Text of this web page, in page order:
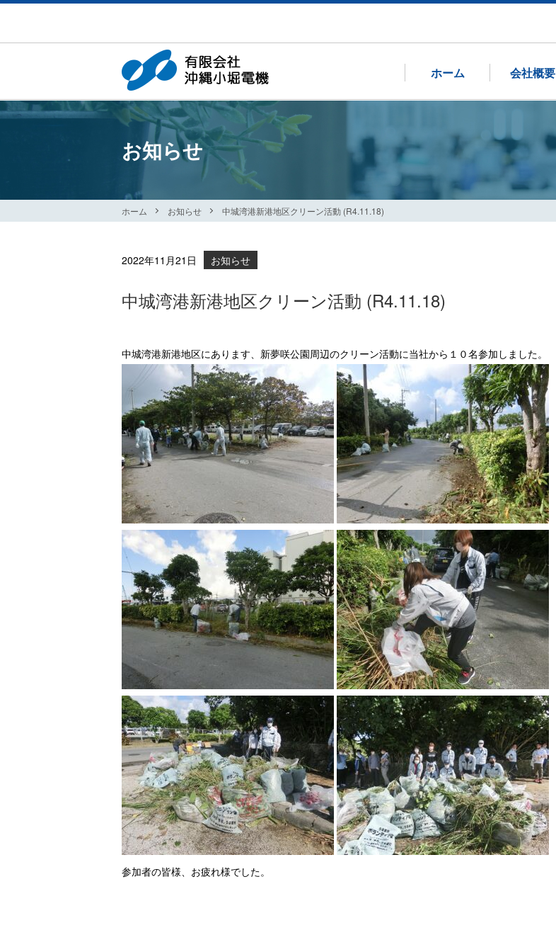
ホーム 会社概要
お知らせ
ホーム お知らせ 中城湾港新港地区クリーン活動 (R4.11.18)
2022年11月21日 お知らせ
中城湾港新港地区クリーン活動 (R4.11.18)
中城湾港新港地区にあります、新夢咲公園周辺のクリーン活動に当社から１０名参加しました。
参加者の皆様、お疲れ様でした。